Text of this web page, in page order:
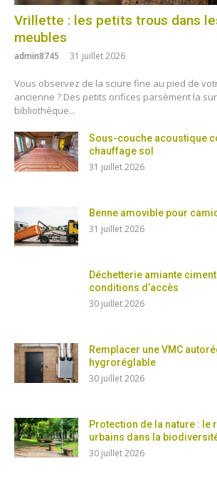
Vrillette : les petits trous dans
meubles
admin8745 31 juillet 2026
Vous observez de la sciure fine au pied de
ancienne ? Des petits orifices parsèment la
bibliothèque...
Sous-couche acoustique
chauffage sol
31 juillet 2026
Benne amovible pour
31 juillet 2026
Déchetterie amiante
conditions d’accès
30 juillet 2026
Remplacer une VMC
hygroréglable
30 juillet 2026
Protection de la nature : le
urbains dans la
30 juillet 2026